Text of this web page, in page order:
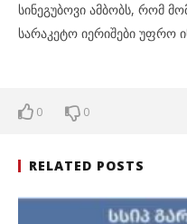
სინეგუბოვი ამბობს, რომ
სარაკეტო იერიშები უფრო
0 0
RELATED POSTS